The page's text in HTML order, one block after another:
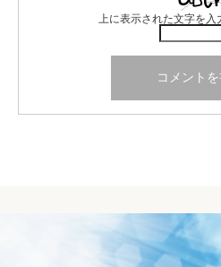
上に表示された文字を入